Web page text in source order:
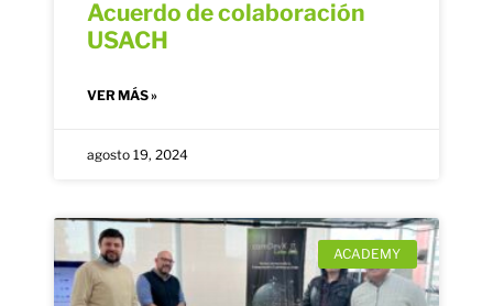
Acuerdo de colaboración
USACH
VER MÁS »
agosto 19, 2024
ACADEMY